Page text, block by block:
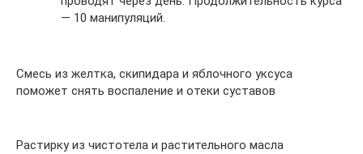
— 10 манипуляций.
Смесь из желтка, скипидара и яблочного уксуса
поможет снять воспаление и отеки суставов
Растирку из чистотела и растительного масла